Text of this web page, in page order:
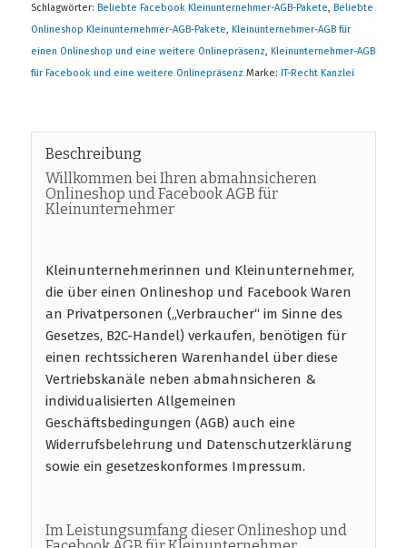
Schlagwörter: Beliebte Facebook Kleinunternehmer-AGB-Pakete, Beliebte
Onlineshop Kleinunternehmer-AGB-Pakete, Kleinunternehmer-AGB für
einen Onlineshop und eine weitere Onlinepräsenz, Kleinunternehmer-AGB
für Facebook und eine weitere Onlinepräsenz Marke: IT-Recht Kanzlei
Beschreibung
Willkommen bei Ihren abmahnsicheren
Onlineshop und Facebook AGB für
Kleinunternehmer
Kleinunternehmerinnen und Kleinunternehmer,
die über einen Onlineshop und Facebook Waren
an Privatpersonen („Verbraucher“ im Sinne des
Gesetzes, B2C-Handel) verkaufen, benötigen für
einen rechtssicheren Warenhandel über diese
Vertriebskanäle neben abmahnsicheren &
individualisierten Allgemeinen
Geschäftsbedingungen (AGB) auch eine
Widerrufsbelehrung und Datenschutzerklärung
sowie ein gesetzeskonformes Impressum.
Im Leistungsumfang dieser Onlineshop und